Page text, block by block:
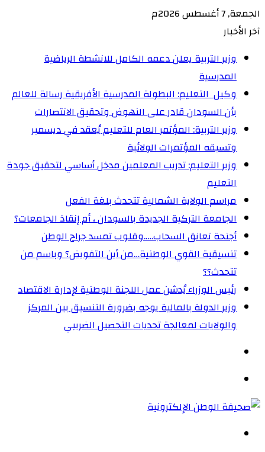
الجمعة, 7 أغسطس 2026م
آخر الأخبار
وزير التربية يعلن دعمه الكامل للانشطة الرياضية
المدرسية
وكيل التعليم: البطولة المدرسية الأفريقية رسالة للعالم
بأن السودان قادر على النهوض وتحقيق الانتصارات
وزير التربية: المؤتمر العام للتعليم يُعقد في ديسمبر
وتسبقه المؤتمرات الولائية
وزير التعليم: تدريب المعلمين مدخل أساسي لتحقيق جودة
التعليم
مراسم الولاية الشمالية تتحدث بلغة الفعل
الجامعة التركية الجديدة بالسودان ، أم إنقاذ الجامعات؟
أجنحة تعانق السحاب…..وقلوب تمسد جراح الوطن
تنسيقية القوي الوطنية…من أين التفويض؟ وباسم من
تتحدث؟؟
رئيس الوزراء يُدشن عمل اللجنة الوطنية لإدارة الاقتصاد
وزير الدولة بالمالية يوجه بضرورة التنسيق بين المركز
والولايات لمعالجة تحديات التحصيل الضريبي‏